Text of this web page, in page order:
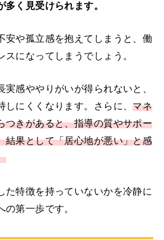
く見受けられます。
安や孤立感を抱えてしまうと、働
になってしまうでしょう。
感ややりがいが得られないと、
しにくくなります。さらに、マネ
つきがあると、指導の質やサポー
結果として「居心地が悪い」と感
た特徴を持っていないかを冷静に
第一歩です。